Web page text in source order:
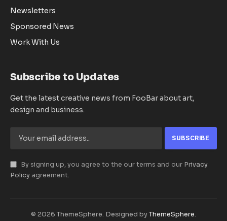
Newsletters
Sponsored News
Work With Us
Subscribe to Updates
Get the latest creative news from FooBar about art,
design and business.
By signing up, you agree to the our terms and our Privacy
Policy agreement.
© 2026 ThemeSphere. Designed byThemeSphere.